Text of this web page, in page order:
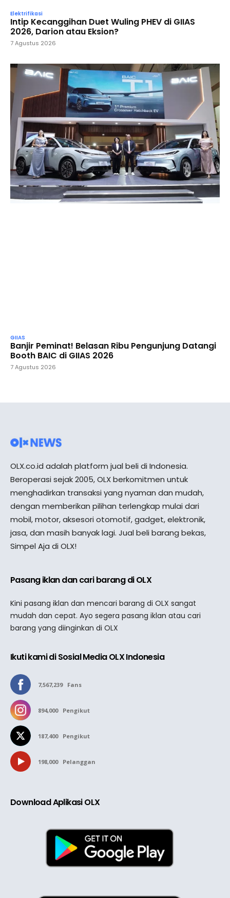
Elektrifikasi
Intip Kecanggihan Duet Wuling PHEV di GIIAS
2026, Darion atau Eksion?
7 Agustus 2026
GIIAS
Banjir Peminat! Belasan Ribu Pengunjung Datangi
Booth BAIC di GIIAS 2026
7 Agustus 2026
OLX.co.id adalah platform jual beli di Indonesia.
Beroperasi sejak 2005, OLX berkomitmen untuk
menghadirkan transaksi yang nyaman dan mudah,
dengan memberikan pilihan terlengkap mulai dari
mobil, motor, aksesori otomotif, gadget, elektronik,
jasa, dan masih banyak lagi. Jual beli barang bekas,
Simpel Aja di OLX!
Pasang iklan dan cari barang di OLX
Kini pasang iklan dan mencari barang di OLX sangat
mudah dan cepat. Ayo segera pasang iklan atau cari
barang yang diinginkan di OLX
Ikuti kami di Sosial Media OLX Indonesia
7,567,239 Fans
894,000 Pengikut
187,400 Pengikut
198,000 Pelanggan
Download Aplikasi OLX